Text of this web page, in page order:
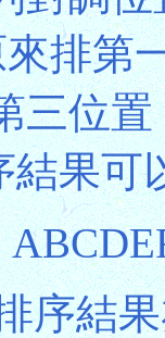
排第
三位
結果可
序結